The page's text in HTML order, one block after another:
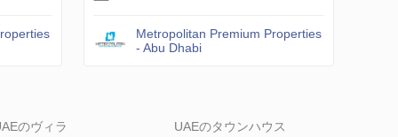
Metropolitan Premium Properties
- Abu Dhabi
のヴィラ UAEのタウンハウス